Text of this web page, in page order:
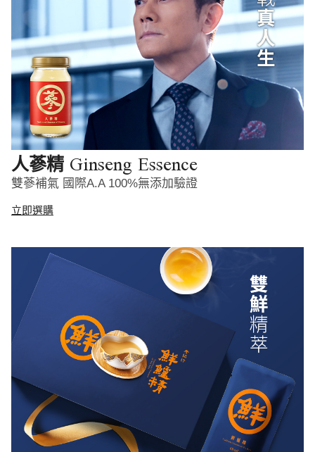
人蔘精 Ginseng Essence
雙蔘補氣 國際A.A 100%無添加驗證
立即選購